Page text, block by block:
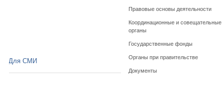
Правовые основы деятельности
Координационные и совещательные
органы
Государственные фонды
Органы при правительстве
Документы
Для СМИ